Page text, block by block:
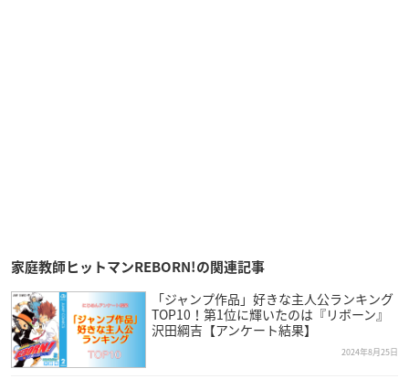
家庭教師ヒットマンREBORN!の関連記事
「ジャンプ作品」好きな主人公ランキング
TOP10！第1位に輝いたのは『リボーン』
沢田綱吉【アンケート結果】
2024年8月25日